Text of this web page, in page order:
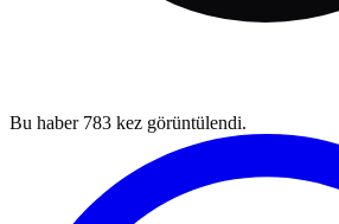
Bu haber 783 kez görüntülendi.